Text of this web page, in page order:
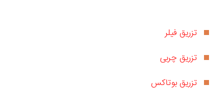
تزریق فیلر
تزریق چربی
تزریق بوتاکس